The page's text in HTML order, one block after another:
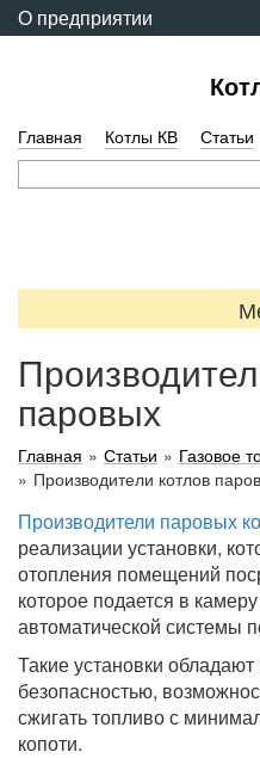
О предприятии
Главная Котлы КВ Статьи
паровых
Главная » Статьи » Газовое
» Производители котлов
Производители паровых
реализации установки,
отопления помещений
которое подается в
автоматической системы
Такие установки
безопасностью,
сжигать топливо с
копоти.